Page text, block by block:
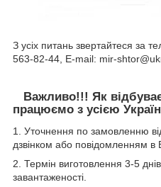
З усіх питань звертайтеся за
563-82-44, E-mail: mir-
Важливо!!! Як
працюємо з усією
1. Уточнення по замовленню
дзвінком або повідомленням в
2. Термін виготовлення 3-5
завантаженості.